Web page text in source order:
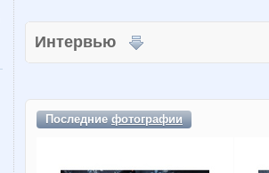
Интервью
Последниефотографии